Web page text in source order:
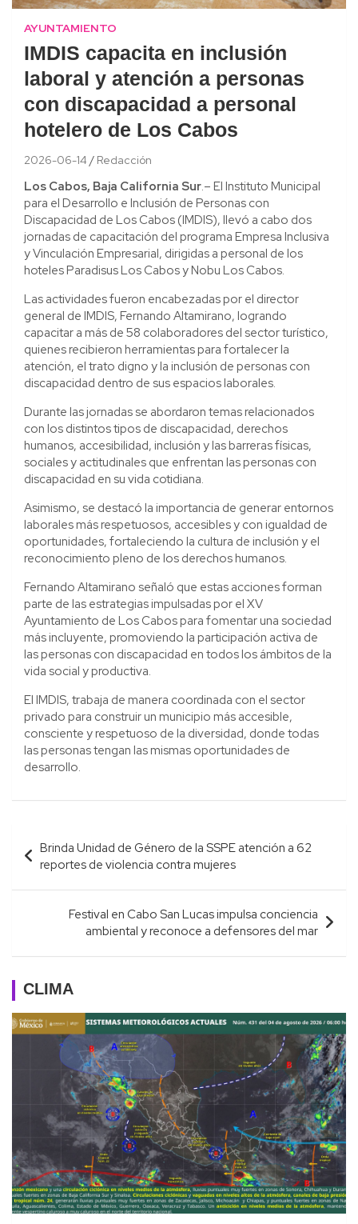
AYUNTAMIENTO
IMDIS capacita en inclusión
laboral y atención a personas
con discapacidad a personal
hotelero de Los Cabos
2026-06-14 Redacción
Los Cabos, Baja California Sur.– El Instituto Municipal
para el Desarrollo e Inclusión de Personas con
Discapacidad de Los Cabos (IMDIS), llevó a cabo dos
jornadas de capacitación del programa Empresa Inclusiva
y Vinculación Empresarial, dirigidas a personal de los
hoteles Paradisus Los Cabos y Nobu Los Cabos.
Las actividades fueron encabezadas por el director
general de IMDIS, Fernando Altamirano, logrando
capacitar a más de 58 colaboradores del sector turístico,
quienes recibieron herramientas para fortalecer la
atención, el trato digno y la inclusión de personas con
discapacidad dentro de sus espacios laborales.
Durante las jornadas se abordaron temas relacionados
con los distintos tipos de discapacidad, derechos
humanos, accesibilidad, inclusión y las barreras físicas,
sociales y actitudinales que enfrentan las personas con
discapacidad en su vida cotidiana.
Asimismo, se destacó la importancia de generar entornos
laborales más respetuosos, accesibles y con igualdad de
oportunidades, fortaleciendo la cultura de inclusión y el
reconocimiento pleno de los derechos humanos.
Fernando Altamirano señaló que estas acciones forman
parte de las estrategias impulsadas por el XV
Ayuntamiento de Los Cabos para fomentar una sociedad
más incluyente, promoviendo la participación activa de
las personas con discapacidad en todos los ámbitos de la
vida social y productiva.
El IMDIS, trabaja de manera coordinada con el sector
privado para construir un municipio más accesible,
consciente y respetuoso de la diversidad, donde todas
las personas tengan las mismas oportunidades de
desarrollo.
Navegación
de
entradas
Brinda Unidad de Género de la SSPE atención a 62
reportes de violencia contra mujeres
Festival en Cabo San Lucas impulsa conciencia
ambiental y reconoce a defensores del mar
CLIMA